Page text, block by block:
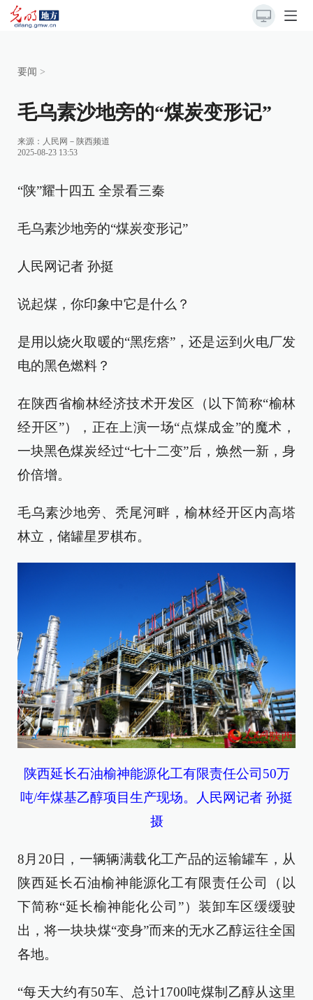
要闻 >
毛乌素沙地旁的“煤炭变形记”
来源： 人民网－陕西频道
2025-08-23 13:53
“陕”耀十四五 全景看三秦
毛乌素沙地旁的“煤炭变形记”
人民网记者 孙挺
说起煤，你印象中它是什么？
是用以烧火取暖的“黑疙瘩”，还是运到火电厂发
电的黑色燃料？
在陕西省榆林经济技术开发区（以下简称“榆林
经开区”），正在上演一场“点煤成金”的魔术，
一块黑色煤炭经过“七十二变”后，焕然一新，身
价倍增。
毛乌素沙地旁、秃尾河畔，榆林经开区内高塔
林立，储罐星罗棋布。
陕西延长石油榆神能源化工有限责任公司50万
吨/年煤基乙醇项目生产现场。人民网记者 孙挺
摄
8月20日，一辆辆满载化工产品的运输罐车，从
陕西延长石油榆神能源化工有限责任公司（以
下简称“延长榆神能化公司”）装卸车区缓缓驶
出，将一块块煤“变身”而来的无水乙醇运往全国
各地。
“每天大约有50车、总计1700吨煤制乙醇从这里